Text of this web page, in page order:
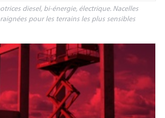
diesel, bi-énergie, électrique. Nacelles
pour les terrains les plus sensibles